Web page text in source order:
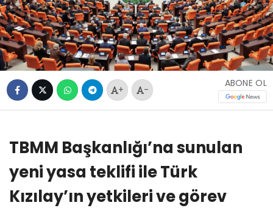
+ -
ABONE OL
TBMM Başkanlığı’na sunulan
yeni yasa teklifi ile Türk
Kızılay’ın yetkileri ve görev